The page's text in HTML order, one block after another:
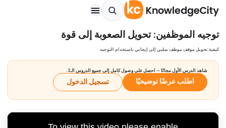
توجيه الموظفين: تحويل الصعوبة إلى قوة
كيفية تحويل موقف موظف سلبي إلى إيجابي باستخدام التوجيه
شاهد الدرس الأول مجانًا — احصل على وصول كامل إلى جميع الدروس الـ3.
اطلب عرضًا توضيحيًا تسجيل الدخول